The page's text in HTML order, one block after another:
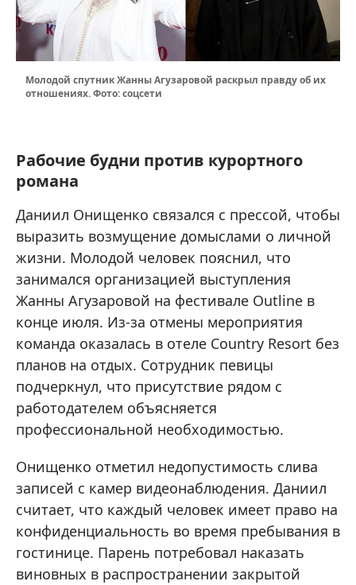
Молодой спутник Жанны Агузаровой раскрыл правду об их
отношениях. Фото: соцсети
Рабочие будни против курортного
романа
Даниил Онищенко связался с прессой, чтобы
выразить возмущение домыслами о личной
жизни. Молодой человек пояснил, что
занимался организацией выступления
Жанны Агузаровой на фестивале Outline в
конце июля. Из-за отмены мероприятия
команда оказалась в отеле Country Resort без
планов на отдых. Сотрудник певицы
подчеркнул, что присутствие рядом с
работодателем объясняется
профессиональной необходимостью.
Онищенко отметил недопустимость слива
записей с камер видеонаблюдения. Даниил
считает, что каждый человек имеет право на
конфиденциальность во время пребывания в
гостинице. Парень потребовал наказать
виновных в распространении закрытой